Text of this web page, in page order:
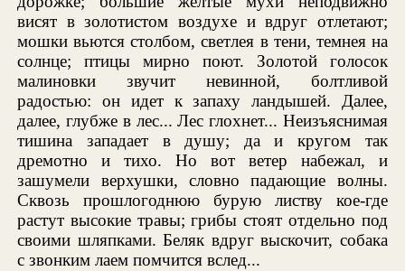
висят в золотистом воздухе и вдруг отлетают;
мошки вьются столбом, светлея в тени, темнея на
солнце; птицы мирно поют. Золотой голосок
малиновки звучит невинной, болтливой
радостью: он идет к запаху ландышей. Далее,
далее, глубже в лес... Лес глохнет... Неизъяснимая
тишина западает в душу; да и кругом так
дремотно и тихо. Но вот ветер набежал, и
зашумели верхушки, словно падающие волны.
Сквозь прошлогоднюю бурую листву кое-где
растут высокие травы; грибы стоят отдельно под
своими шляпками. Беляк вдруг выскочит, собака
с звонким лаем помчится вслед...